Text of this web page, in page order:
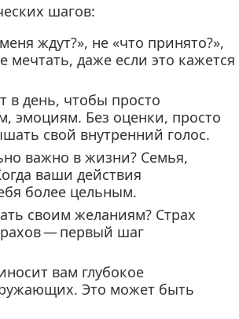
шагов:
ждут?», не «что принято?»,
даже если это кажется
в день, чтобы просто
эмоциям. Без оценки, просто
свой внутренний голос.
важно в жизни? Семья,
ваши действия
более цельным.
своим желаниям? Страх
— первый шаг
вам глубокое
Это может быть